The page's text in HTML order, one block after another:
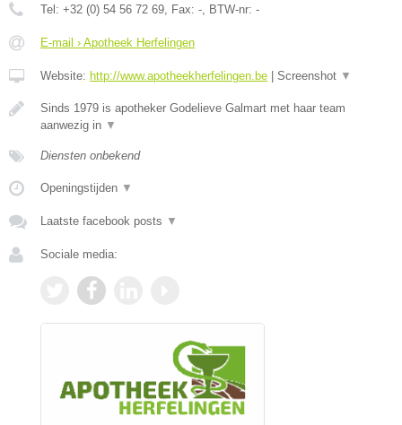
Tel: +32 (0) 54 56 72 69 , Fax: - , BTW-nr: -
E-mail › Apotheek Herfelingen
Website: http://www.apotheekherfelingen.be Screenshot ▼
Sinds 1979 is apotheker Godelieve Galmart met haar team
aanwezig in ▼
Diensten onbekend
Openingstijden ▼
Laatste facebook posts ▼
Sociale media: